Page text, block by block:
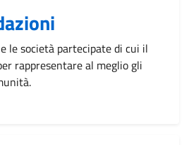
le società partecipate di cui il
rappresentare al meglio gli